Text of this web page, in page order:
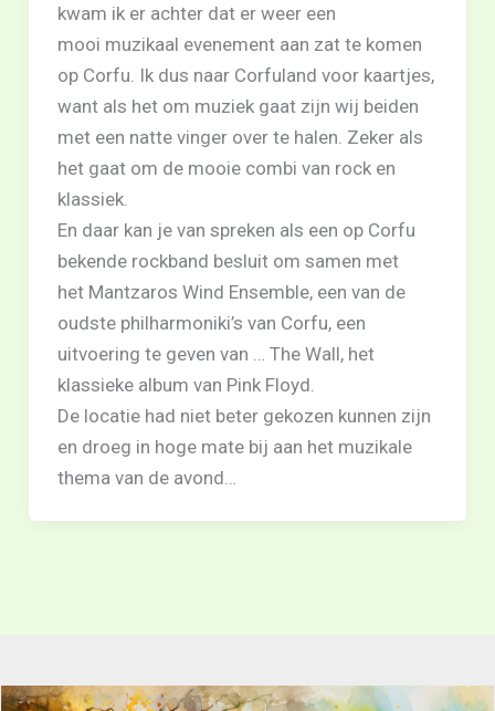
kwam ik er achter dat er weer een
mooi muzikaal evenement aan zat te komen
op Corfu. Ik dus naar Corfuland voor kaartjes,
want als het om muziek gaat zijn wij beiden
met een natte vinger over te halen. Zeker als
het gaat om de mooie combi van rock en
klassiek.
En daar kan je van spreken als een op Corfu
bekende rockband besluit om samen met
het Mantzaros Wind Ensemble, een van de
oudste philharmoniki’s van Corfu, een
uitvoering te geven van … The Wall, het
klassieke album van Pink Floyd.
De locatie had niet beter gekozen kunnen zijn
en droeg in hoge mate bij aan het muzikale
thema van de avond…